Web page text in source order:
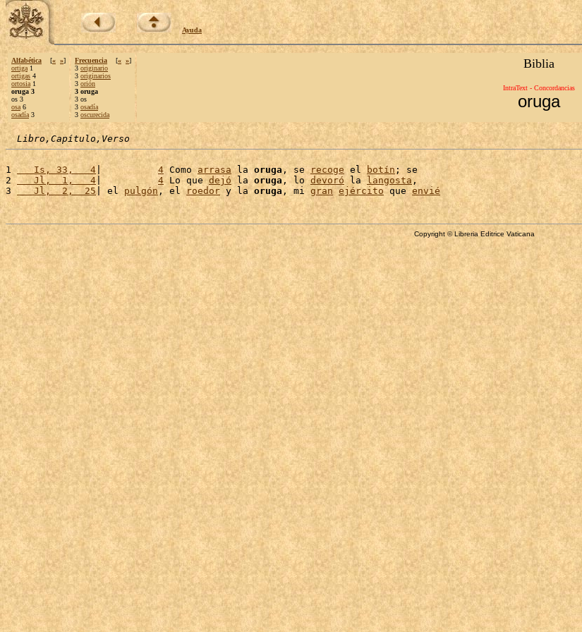
Ayuda
Alfabética [« »]
ortiga 1
ortigas 4
ortosia 1
oruga 3
os 3
osa 6
osadía 3
Frecuencia [« »]
3 originario
3 originarios
3 orión
3 oruga
3 os
3 osadía
3 oscurecida
Biblia
IntraText - Concordancias
oruga
Libro,Capítulo,Verso
1
   Is, 33,   4
| 4 Como arrasa la oruga, se recoge el botín; se
2
   Jl,  1,   4
| 4 Lo que dejó la oruga , lo devoró la langosta ,
3
   Jl,  2,  25
| el pulgón, el roedor y la oruga , mi gran ejército que envié
Copyright © Libreria Editrice Vaticana